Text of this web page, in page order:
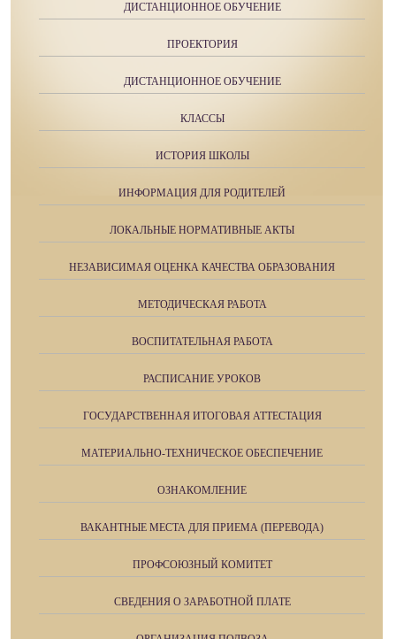
ДИСТАНЦИОННОЕ ОБУЧЕНИЕ
ПРОЕКТОРИЯ
ДИСТАНЦИОННОЕ ОБУЧЕНИЕ
КЛАССЫ
ИСТОРИЯ ШКОЛЫ
ИНФОРМАЦИЯ ДЛЯ РОДИТЕЛЕЙ
ЛОКАЛЬНЫЕ НОРМАТИВНЫЕ АКТЫ
НЕЗАВИСИМАЯ ОЦЕНКА КАЧЕСТВА ОБРАЗОВАНИЯ
МЕТОДИЧЕСКАЯ РАБОТА
ВОСПИТАТЕЛЬНАЯ РАБОТА
РАСПИСАНИЕ УРОКОВ
ГОСУДАРСТВЕННАЯ ИТОГОВАЯ АТТЕСТАЦИЯ
МАТЕРИАЛЬНО-ТЕХНИЧЕСКОЕ ОБЕСПЕЧЕНИЕ
ОЗНАКОМЛЕНИЕ
ВАКАНТНЫЕ МЕСТА ДЛЯ ПРИЕМА (ПЕРЕВОДА)
ПРОФСОЮЗНЫЙ КОМИТЕТ
СВЕДЕНИЯ О ЗАРАБОТНОЙ ПЛАТЕ